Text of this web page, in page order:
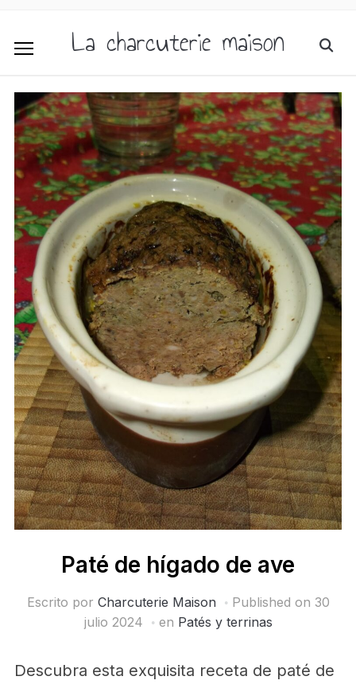
La charcuterie maison
Paté de hígado de ave
Escrito por Charcuterie Maison Published on 30
julio 2024
en Patés y terrinas
Descubra esta exquisita receta de paté de